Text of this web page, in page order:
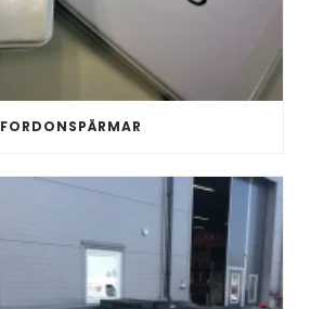
FORDONSPÄRMAR